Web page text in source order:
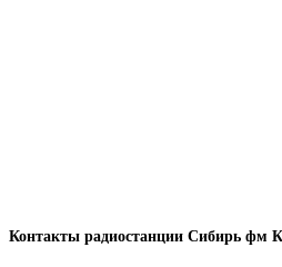
Контакты радиостанции Сибирь фм